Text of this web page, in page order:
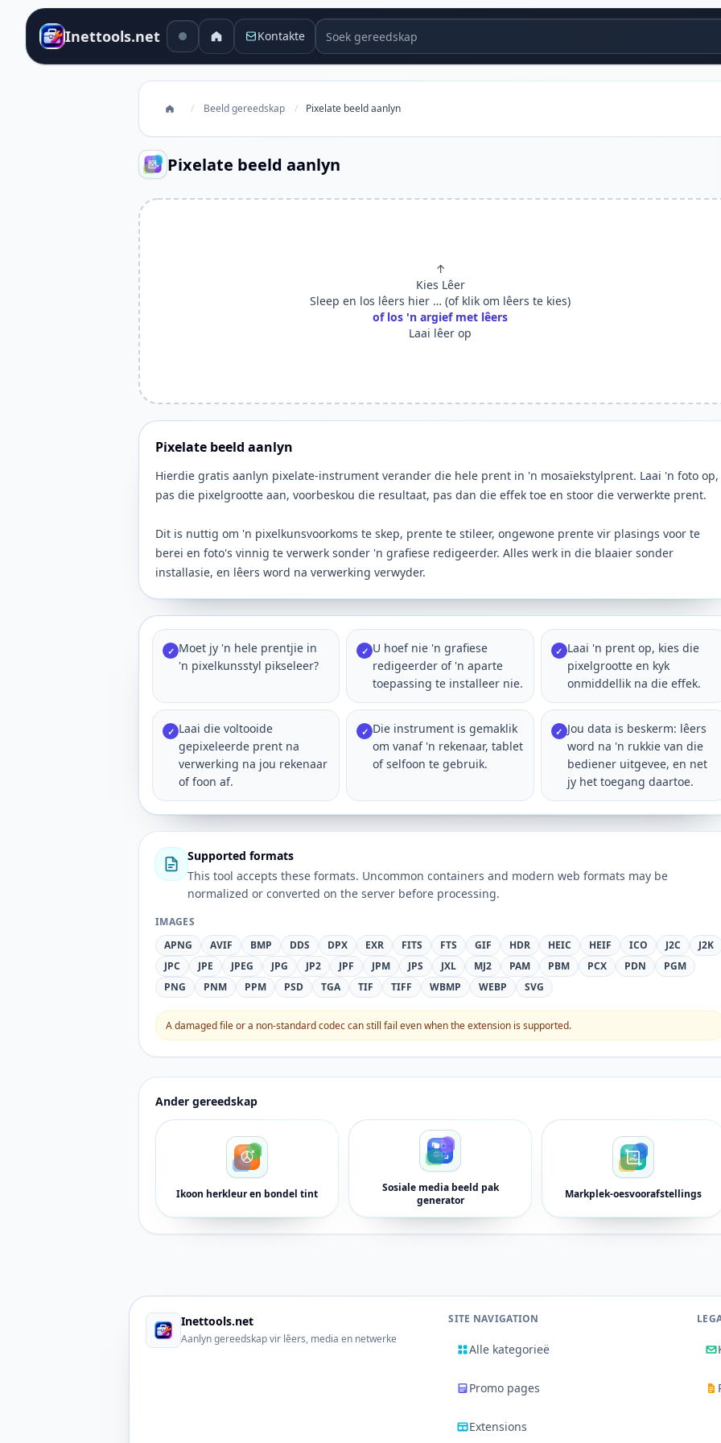
Inettools.net Kontakte Soek gereedskap
/ Beeld gereedskap / Pixelate beeld aanlyn
Pixelate beeld aanlyn
↑
Kies Lêer
Sleep en los lêers hier … (of klik om lêers te kies)
of los 'n argief met lêers
Laai lêer op
Pixelate beeld aanlyn
Hierdie gratis aanlyn pixelate-instrument verander die hele prent in 'n mosaïekstylprent. Laai 'n foto op,
pas die pixelgrootte aan, voorbeskou die resultaat, pas dan die effek toe en stoor die verwerkte prent.
Dit is nuttig om 'n pixelkunsvoorkoms te skep, prente te stileer, ongewone prente vir plasings voor te
berei en foto's vinnig te verwerk sonder 'n grafiese redigeerder. Alles werk in die blaaier sonder
installasie, en lêers word na verwerking verwyder.
✓ Moet jy 'n hele prentjie in
'n pixelkunsstyl pikseleer?
✓ U hoef nie 'n grafiese
redigeerder of 'n aparte
toepassing te installeer nie.
✓ Laai 'n prent op, kies die
pixelgrootte en kyk
onmiddellik na die effek.
✓ Laai die voltooide
gepixeleerde prent na
verwerking na jou rekenaar
of foon af.
✓ Die instrument is gemaklik
om vanaf 'n rekenaar, tablet
of selfoon te gebruik.
✓ Jou data is beskerm: lêers
word na 'n rukkie van die
bediener uitgevee, en net
jy het toegang daartoe.
Supported formats
This tool accepts these formats. Uncommon containers and modern web formats may be
normalized or converted on the server before processing.
IMAGES
APNG
AVIF BMP DDS DPX EXR FITS FTS GIF HDR HEIC HEIF ICO J2C
J2K
JPC
JPE JPEG JPG JP2 JPF JPM JPS JXL MJ2 PAM PBM PCX PDN
PGM
PNG
PNM PPM PSD TGA TIF TIFF WBMP WEBP SVG
A damaged file or a non-standard codec can still fail even when the extension is supported.
Ander gereedskap
Ikoon herkleur en bondel tint
Sosiale media beeld pak
generator
Markplek-oesvoorafstellings
Inettools.net
Aanlyn gereedskap vir lêers, media en netwerke
SITE NAVIGATION
Alle kategorieë
Promo pages
Extensions